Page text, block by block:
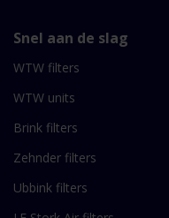
Snel aan de slag
WTW filters
WTW units
Brink filters
Zehnder filters
Ubbink filters